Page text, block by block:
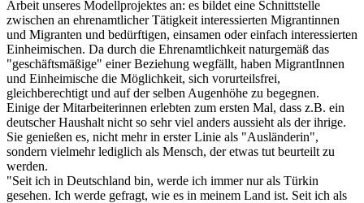
Arbeit unseres Modellprojektes an: es bildet eine Schnittstelle
zwischen an ehrenamtlicher Tätigkeit interessierten Migrantinnen
und Migranten und bedürftigen, einsamen oder einfach interessierten
Einheimischen. Da durch die Ehrenamtlichkeit naturgemäß das
"geschäftsmäßige" einer Beziehung wegfällt, haben MigrantInnen
und Einheimische die Möglichkeit, sich vorurteilsfrei,
gleichberechtigt und auf der selben Augenhöhe zu begegnen.
Einige der Mitarbeiterinnen erlebten zum ersten Mal, dass z.B. ein
deutscher Haushalt nicht so sehr viel anders aussieht als der ihrige.
Sie genießen es, nicht mehr in erster Linie als "Ausländerin",
sondern vielmehr lediglich als Mensch, der etwas tut beurteilt zu
werden.
"Seit ich in Deutschland bin, werde ich immer nur als Türkin
gesehen. Ich werde gefragt, wie es in meinem Land ist. Seit ich als